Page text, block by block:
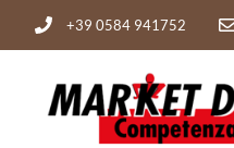
+39 0584 941752